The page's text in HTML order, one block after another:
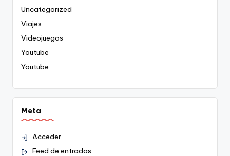
Uncategorized
Viajes
Videojuegos
Youtube
Youtube
Meta
Acceder
Feed de entradas